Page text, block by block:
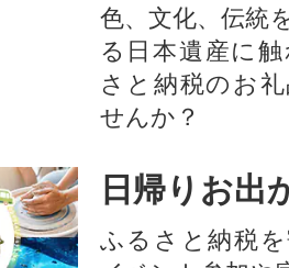
色、文化、伝統
る日本遺産に
さと納税のお
せんか？​​​
日帰りお出
ふるさと納税